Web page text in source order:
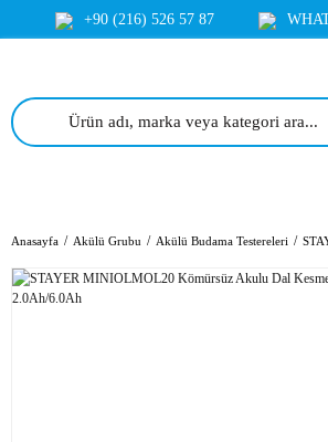
+90 (216) 526 57 87
Anasayfa Akülü Grubu Akülü Budama Testereleri